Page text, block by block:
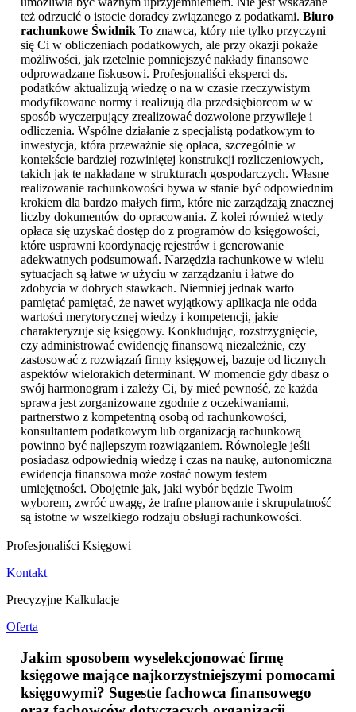
też odrzucić o istocie doradcy związanego z podatkami. Biuro
rachunkowe Świdnik To znawca, który nie tylko przyczyni
się Ci w obliczeniach podatkowych, ale przy okazji pokaże
możliwości, jak rzetelnie pomniejszyć nakłady finansowe
odprowadzane fiskusowi. Profesjonaliści eksperci ds.
podatków aktualizują wiedzę o na w czasie rzeczywistym
modyfikowane normy i realizują dla przedsiębiorcom w w
sposób wyczerpujący zrealizować dozwolone przywileje i
odliczenia. Wspólne działanie z specjalistą podatkowym to
inwestycja, która przeważnie się opłaca, szczególnie w
kontekście bardziej rozwiniętej konstrukcji rozliczeniowych,
takich jak te nakładane w strukturach gospodarczych. Własne
realizowanie rachunkowości bywa w stanie być odpowiednim
krokiem dla bardzo małych firm, które nie zarządzają znacznej
liczby dokumentów do opracowania. Z kolei również wtedy
opłaca się uzyskać dostęp do z programów do księgowości,
które usprawni koordynację rejestrów i generowanie
adekwatnych podsumowań. Narzędzia rachunkowe w wielu
sytuacjach są łatwe w użyciu w zarządzaniu i łatwe do
zdobycia w dobrych stawkach. Niemniej jednak warto
pamiętać pamiętać, że nawet wyjątkowy aplikacja nie odda
wartości merytorycznej wiedzy i kompetencji, jakie
charakteryzuje się księgowy. Konkludując, rozstrzygnięcie,
czy administrować ewidencję finansową niezależnie, czy
zastosować z rozwiązań firmy księgowej, bazuje od licznych
aspektów wielorakich determinant. W momencie gdy dbasz o
swój harmonogram i zależy Ci, by mieć pewność, że każda
sprawa jest zorganizowane zgodnie z oczekiwaniami,
partnerstwo z kompetentną osobą od rachunkowości,
konsultantem podatkowym lub organizacją rachunkową
powinno być najlepszym rozwiązaniem. Równolegle jeśli
posiadasz odpowiednią wiedzę i czas na naukę, autonomiczna
ewidencja finansowa może zostać nowym testem
umiejętności. Obojętnie jak, jaki wybór będzie Twoim
wyborem, zwróć uwagę, że trafne planowanie i skrupulatność
są istotne w wszelkiego rodzaju obsługi rachunkowości.
Profesjonaliści Księgowi
Kontakt
Precyzyjne Kalkulacje
Oferta
Jakim sposobem wyselekcjonować firmę
księgowe mające najkorzystniejszymi pomocami
księgowymi? Sugestie fachowca finansowego